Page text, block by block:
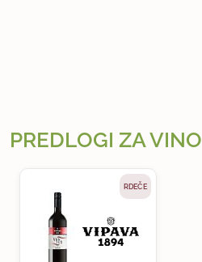
PREDLOGI ZA VINO
RDEČE